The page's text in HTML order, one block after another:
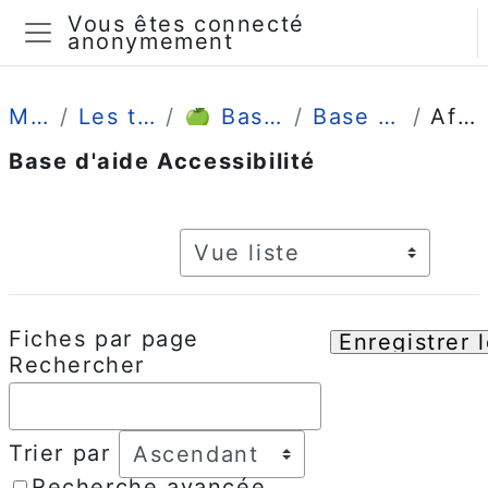
Passer au contenu principal
Panneau latéral
Vous êtes connecté
anonymement
Mes cours Les tutos enseignants 🍏 Bases de connaissances Base d'aide Accessibilité
Affichage liste
Base d'aide Accessibilité
Navigation tertiaire du
Fiches par page
Rechercher
Trier par
Ordre